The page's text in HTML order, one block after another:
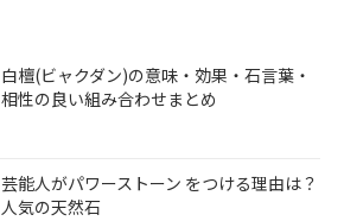
白檀(ビャクダン)の意味・効果・石言葉・
相性の良い組み合わせまとめ
芸能人がパワーストーン をつける理由は？
人気の天然石